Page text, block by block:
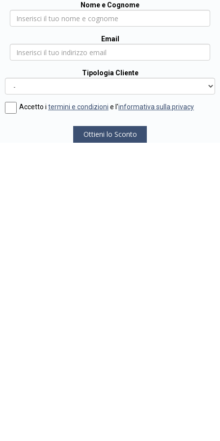
Nome e Cognome
Email
Tipologia Cliente
Accetto i termini e condizioni e l'informativa sulla privacy
Ottieni lo Sconto